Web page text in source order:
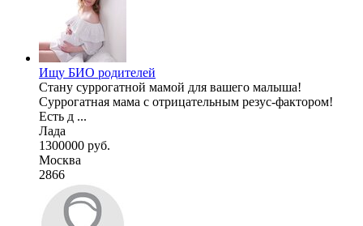
Ищу БИО родителей
Стану суррогатной мамой для вашего малыша!
Суррогатная мама с отрицательным резус-фактором!
Есть д ...
Лада
1300000 руб.
Москва
2866